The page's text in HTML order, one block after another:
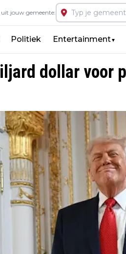
uit jouw gemeente:
Politiek Entertainment▼
dollar voor